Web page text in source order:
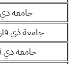
جامعة
جامعة ذي
جامعة ذي